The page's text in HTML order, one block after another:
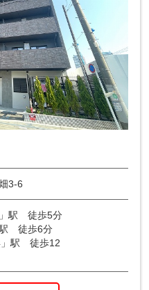
3-6
駅 徒歩5分
駅 徒歩6分
」駅 徒歩12